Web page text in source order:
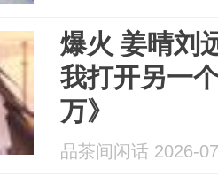
爆火 姜晴刘远《签完离婚协议，
我打开另一
万》
品茶间闲话 2026-